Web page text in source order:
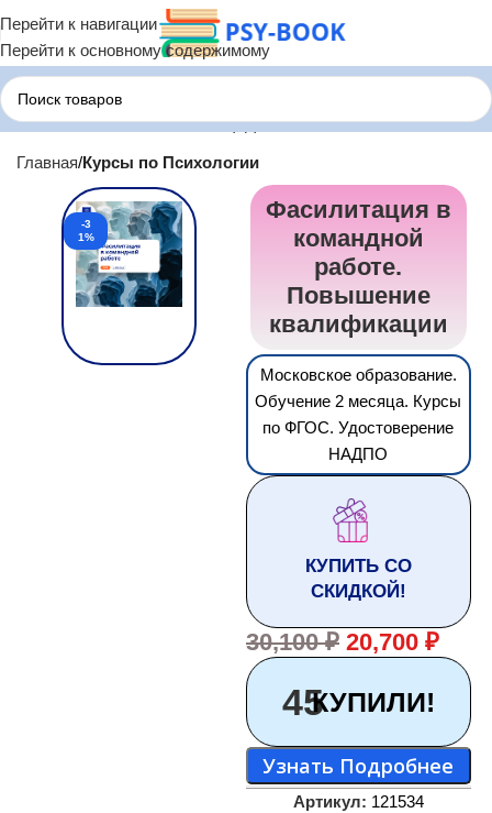
Перейти к навигации
Перейти к основному содержимому
Главная Курсы по Психологии
-3
1%
Фасилитация в
командной
работе.
Повышение
квалификации
Московское образование.
Обучение 2 месяца. Курсы
по ФГОС. Удостоверение
НАДПО
КУПИТЬ СО
СКИДКОЙ!
30,100₽ 20,700 ₽
45КУПИЛИ!
Узнать Подробнее
Артикул: 121534